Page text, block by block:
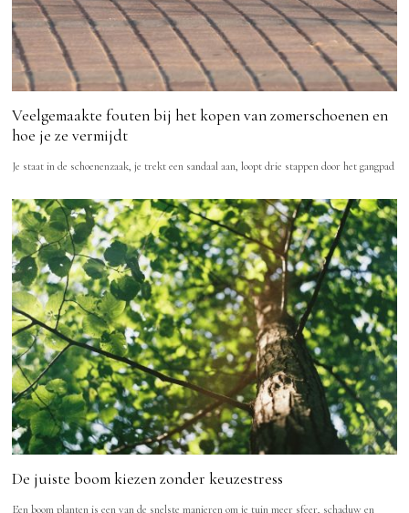
Veelgemaakte fouten bij het kopen van zomerschoenen en
hoe je ze vermijdt
Je staat in de schoenenzaak, je trekt een sandaal aan, loopt drie stappen door het gangpad
De juiste boom kiezen zonder keuzestress
Een boom planten is een van de snelste manieren om je tuin meer sfeer, schaduw en